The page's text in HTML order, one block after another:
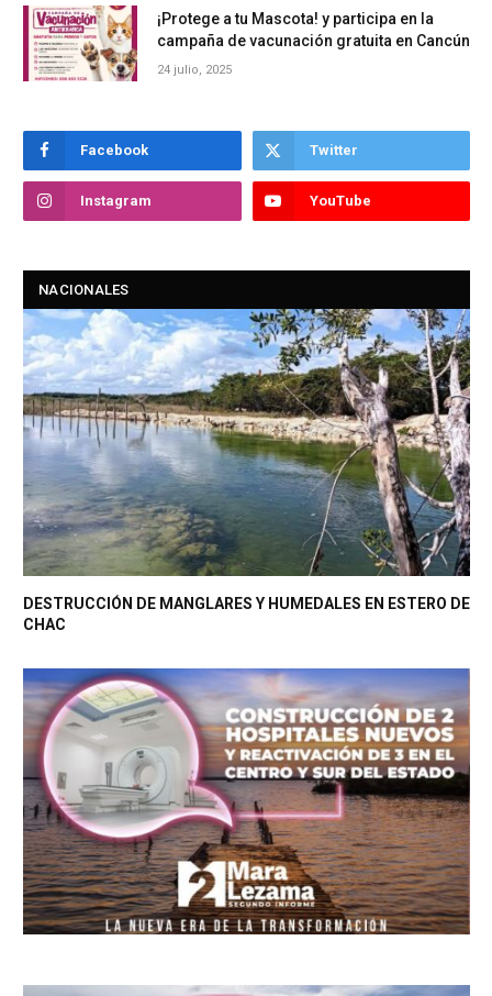
¡Protege a tu Mascota! y participa en la
campaña de vacunación gratuita en Cancún
24 julio, 2025
Facebook Twitter
Instagram YouTube
NACIONALES
DESTRUCCIÓN DE MANGLARES Y HUMEDALES EN ESTERO DE
CHAC